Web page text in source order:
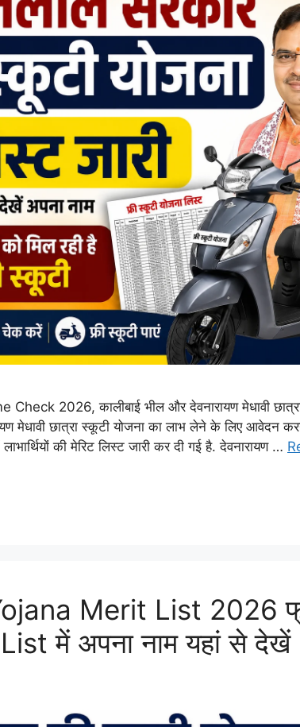
2026, कालीबाई भील और देवनारायण मेधावी
मेधावी छात्रा स्कूटी योजना का लाभ लेने के लिए आवेदन
की मेरिट लिस्ट जारी कर दी गई है. देवनारायण …
Merit List 2026
में अपना नाम यहां से देखें